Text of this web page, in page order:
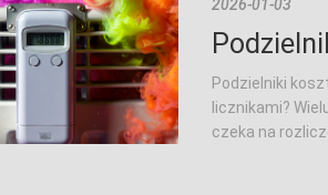
2026-01-03
Podzielniki
licznikami?
czeka na